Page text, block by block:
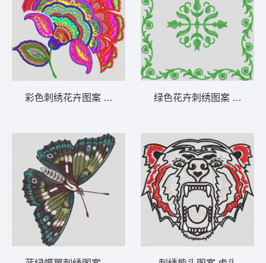
彩色刺绣花卉图案 靓花 绿色花卉刺绣图案 抱枕